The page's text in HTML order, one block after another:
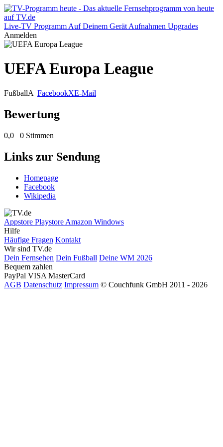
Live-TV Programm Auf Deinem Gerät Aufnahmen Upgrades
Anmelden
UEFA Europa League
FußballA FacebookXE-Mail
Bewertung
0,0 0 Stimmen
Links zur Sendung
Homepage
Facebook
Wikipedia
Appstore Playstore Amazon Windows
Hilfe
Häufige Fragen Kontakt
Wir sind TV.de
Dein Fernsehen Dein Fußball Deine WM 2026
Bequem zahlen
PayPal VISA MasterCard
AGB Datenschutz Impressum © Couchfunk GmbH 2011 - 2026